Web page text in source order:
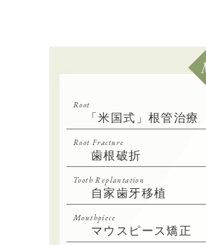
Root
「米国式」根管治療
Root Fracture
歯根破折
Tooth Replantation
自家歯牙移植
Mouthpiece
マウスピース矯正